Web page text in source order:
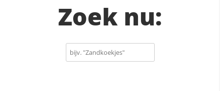
Zoek nu: